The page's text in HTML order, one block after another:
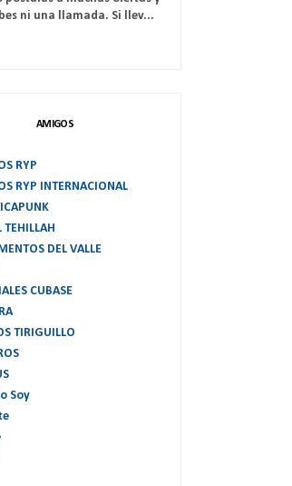
ni una llamada. Si llev...
AMIGOS
RYP
RYP INTERNACIONAL
TEHILLAH
DEL VALLE
CUBASE
TIRIGUILLO
Soy